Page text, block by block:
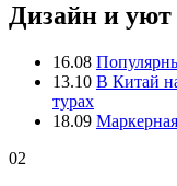
Дизайн и уют
16.08
13.10 В Китай
турах
18.09
02